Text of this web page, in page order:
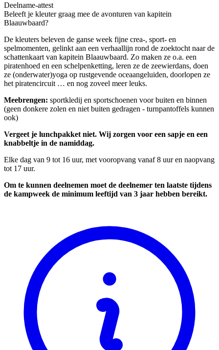
Deelname-attest
Beleeft je kleuter graag mee de avonturen van kapitein
Blaauwbaard?
De kleuters beleven de ganse week fijne crea-, sport- en
spelmomenten, gelinkt aan een verhaallijn rond de zoektocht naar de
schattenkaart van kapitein Blaauwbaard. Zo maken ze o.a. een
piratenhoed en een schelpenketting, leren ze de zeewierdans, doen
ze (onderwater)yoga op rustgevende oceaangeluiden, doorlopen ze
het piratencircuit … en nog zoveel meer leuks.
Meebrengen: sportkledij en sportschoenen voor buiten en binnen
(geen donkere zolen en niet buiten gedragen - turnpantoffels kunnen
ook)
Vergeet je lunchpakket niet. Wij zorgen voor een sapje en een
knabbeltje in de namiddag.
Elke dag van 9 tot 16 uur, met vooropvang vanaf 8 uur en naopvang
tot 17 uur.
Om te kunnen deelnemen moet de deelnemer ten laatste tijdens
de kampweek de minimum leeftijd van 3 jaar hebben bereikt.